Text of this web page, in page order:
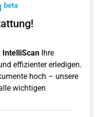
beta
IntelliScan Ihre
effizienter erledigen.
hoch – unsere
wichtigen